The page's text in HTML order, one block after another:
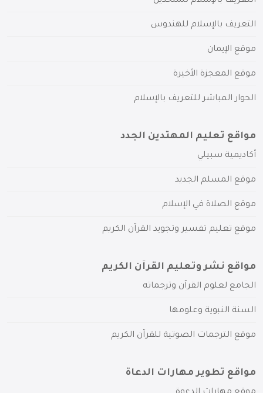
التعريف بالإسلام للهندوس
موقع الإيمان
موقع المعجزة الأخيرة
الحوار المباشر للتعريف بالإسلام
مواقع تعليم المهتدين الجدد
أكاديمية سبيلي
موقع المسلم الجديد
موقع الصلاة في الإسلام
موقع تعليم تفسير وتجويد القرآن الكريم
مواقع نشر وتعليم القرآن الكريم
الجامع لعلوم القرآن وترجماته
السنة النبوية وعلومها
موقع الترجمات الصوتية للقرآن الكريم
مواقع تطوير مهارات الدعاة